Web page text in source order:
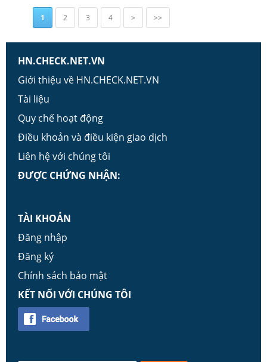
1 2 3 4 > >>
HN.CHECK.NET.VN
Giới thiệu về HN.CHECK.NET.VN
Tài liệu
Quy chế hoạt động
Điều khoản và điều kiện giao dịch
Liên hệ với chúng tôi
ĐƯỢC CHỨNG NHẬN:
TÀI KHOẢN
Đăng nhập
Đăng ký
Chính sách bảo mật
KẾT NỐI VỚI CHÚNG TÔI